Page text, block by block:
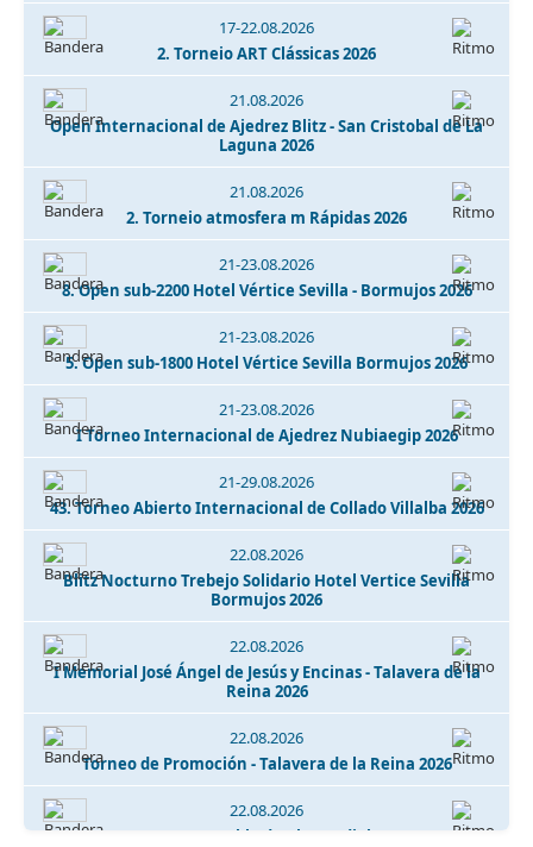
17-22.08.2026
2. Torneio ART Clássicas 2026
21.08.2026
Open Internacional de Ajedrez Blitz - San Cristobal de La
Laguna 2026
21.08.2026
2. Torneio atmosfera m Rápidas 2026
21-23.08.2026
8. Open sub-2200 Hotel Vértice Sevilla - Bormujos 2026
21-23.08.2026
5. Open sub-1800 Hotel Vértice Sevilla Bormujos 2026
21-23.08.2026
I Torneo Internacional de Ajedrez Nubiaegip 2026
21-29.08.2026
43. Torneo Abierto Internacional de Collado Villalba 2026
22.08.2026
Blitz Nocturno Trebejo Solidario Hotel Vertice Sevilla
Bormujos 2026
22.08.2026
I Memorial José Ángel de Jesús y Encinas - Talavera de la
Reina 2026
22.08.2026
Torneo de Promoción - Talavera de la Reina 2026
22.08.2026
Torneo La Puebla de Almoradiel 2026